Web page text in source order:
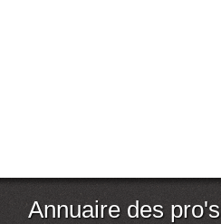
Annuaire des pro's